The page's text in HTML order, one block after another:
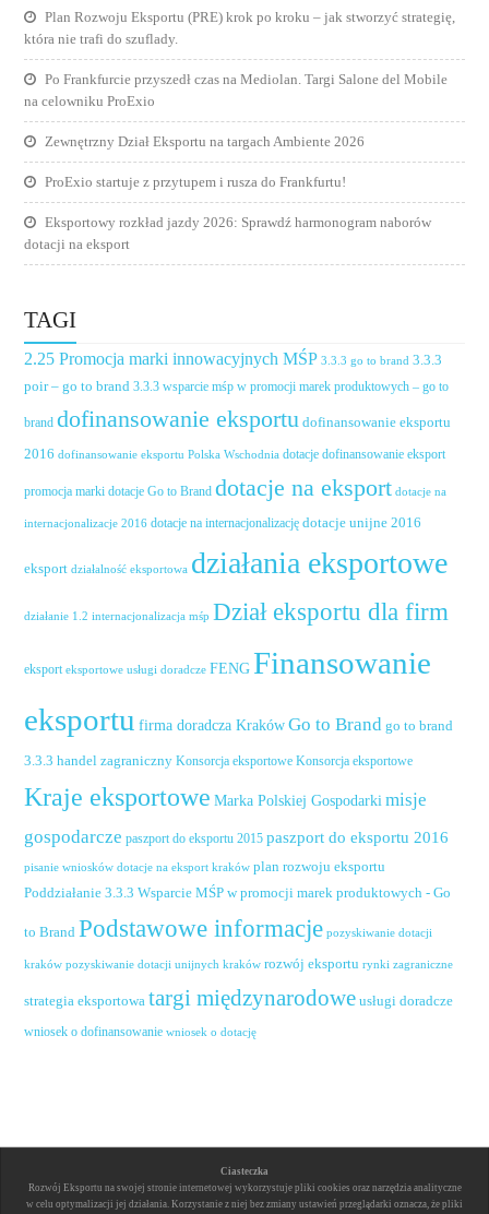
Plan Rozwoju Eksportu (PRE) krok po kroku – jak stworzyć strategię,
która nie trafi do szuflady.
Po Frankfurcie przyszedł czas na Mediolan. Targi Salone del Mobile
na celowniku ProExio
Zewnętrzny Dział Eksportu na targach Ambiente 2026
ProExio startuje z przytupem i rusza do Frankfurtu!
Eksportowy rozkład jazdy 2026: Sprawdź harmonogram naborów
dotacji na eksport
TAGI
2.25 Promocja marki innowacyjnych MŚP 3.3.3 go to brand 3.3.3
poir – go to brand 3.3.3 wsparcie mśp w promocji marek produktowych – go to
brand dofinansowanie eksportu dofinansowanie eksportu
2016 dofinansowanie eksportu Polska Wschodnia dotacje dofinansowanie eksport
promocja marki dotacje Go to Brand dotacje na eksport dotacje na
internacjonalizacje 2016 dotacje na internacjonalizację dotacje unijne 2016
eksport działalność eksportowa działania eksportowe
działanie 1.2 internacjonalizacja mśp Dział eksportu dla firm
eksport eksportowe usługi doradcze FENG Finansowanie
eksportu firma doradcza Kraków Go to Brand go to brand
3.3.3 handel zagraniczny Konsorcja eksportowe Konsorcja eksportowe
Kraje eksportowe Marka Polskiej Gospodarki misje
gospodarcze paszport do eksportu 2015 paszport do eksportu 2016
pisanie wniosków dotacje na eksport kraków plan rozwoju eksportu
Poddziałanie 3.3.3 Wsparcie MŚP w promocji marek produktowych - Go
to Brand Podstawowe informacje pozyskiwanie dotacji
kraków pozyskiwanie dotacji unijnych kraków rozwój eksportu rynki zagraniczne
strategia eksportowa targi międzynarodowe usługi doradcze
wniosek o dofinansowanie wniosek o dotację
Ciasteczka
Rozwój Eksportu na swojej stronie internetowej wykorzystuje pliki cookies oraz narzędzia analityczne
w celu optymalizacji jej działania. Korzystanie z niej bez zmiany ustawień przeglądarki oznacza, że pliki